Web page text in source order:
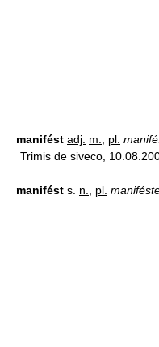
manifést adj. m. pl.
Trimis de siveco,
manifést s. n. pl.